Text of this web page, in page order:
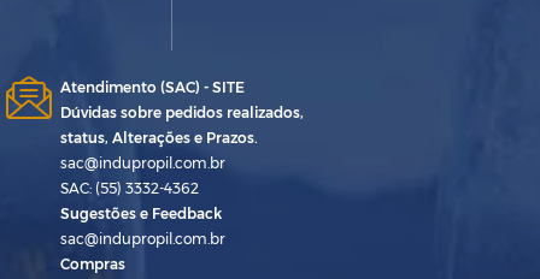
Atendimento (SAC) - SITE
Dúvidas sobre pedidos realizados,
status, Alterações e Prazos.
sac@indupropil.com.br
SAC: (55) 3332-4362
Sugestões e Feedback
sac@indupropil.com.br
Compras